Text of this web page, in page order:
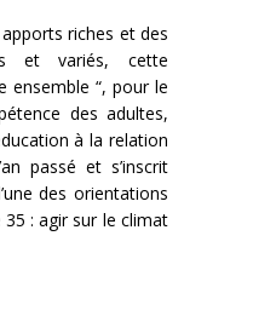
riches et des
et variés, cette
ensemble “, pour le
des adultes,
à la relation
passé et s’inscrit
des orientations
35 : agir sur le climat